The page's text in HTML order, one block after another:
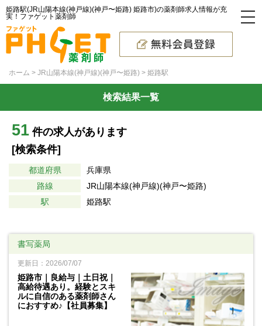
姫路駅(JR山陽本線(神戸線)(神戸〜姫路) 姫路市)の薬剤師求人情報が充
実！ファゲット薬剤師
ホーム JR山陽本線(神戸線)(神戸〜姫路) 姫路駅
検索結果一覧
51 件の求人があります
[検索条件]
都道府県
兵庫県
路線
JR山陽本線(神戸線)(神戸〜姫路)
駅
姫路駅
書写薬局
更新日：2026/07/07
姫路市｜良給与｜土日祝｜
高給待遇あり。経験とスキ
ルに自信のある薬剤師さん
におすすめ♪【社員募集】